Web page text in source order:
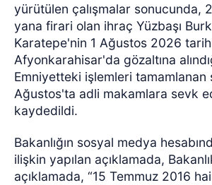
yürütülen çalışmalar sonucunda,
yana firari olan ihraç Yüzbaşı
Karatepe'nin 1 Ağustos 2026
Afyonkarahisar'da gözaltına
Emniyetteki işlemleri tamamlanan
Ağustos'ta adli makamlara sevk
kaydedildi.
Bakanlığın sosyal medya
ilişkin yapılan açıklamada,
açıklamada, “15 Temmuz 2016